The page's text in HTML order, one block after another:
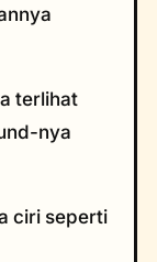
terlihat
nya
ciri seperti